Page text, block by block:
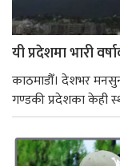
यी प्रदेशमा भारी
काठमाडौँ। देशभर
गण्डकी प्रदेशका केही